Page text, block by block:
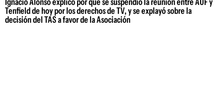
Tenfield de hoy por los derechos de TV, y se explayó sobre la
decisión del TAS a favor de la Asociación